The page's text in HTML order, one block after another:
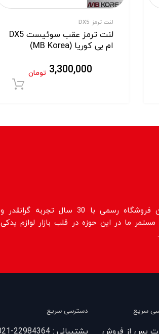
لنت ترمز DX5
لنت ترمز عقب سوئیست DX5
ام بی کوریا (MB Korea)
3,300,000 تومان
فروشگاه lent.ir اولین فروشگاه رسمی با 30 سال تجربه گرانقدر و
ما در این حوزه در قلب بازار لوازم یدکی
سریع
پس از فروش
دسترسی سریع
پشتیبانی : 22984364-021